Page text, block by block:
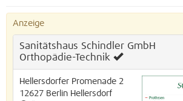
Anzeige
Sanitätshaus Schindler GmbH
Orthopädie-Technik
Hellersdorfer Promenade 2
12627 Berlin Hellersdorf